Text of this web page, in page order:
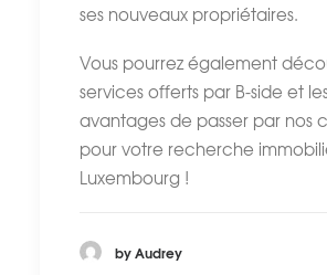
ses nouveaux propriétaires.
Vous pourrez également
services offerts par B-side et
avantages de passer par nos
pour votre recherche
Luxembourg !
by Audrey